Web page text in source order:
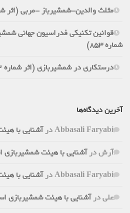
مثلث والدین-شمشیرباز -مربی (اثر
شماره 853)
درستکاری در شمشیربازی (اثر شماره 852)
آخرین دیدگاه‌ها
Abbasali Faryabiدرآشنایی با
آرشدرآشنایی با هیئت شمشیربازی
Abbasali Faryabiدرآشنایی با
علیدرآشنایی با هیئت شمشیربازی